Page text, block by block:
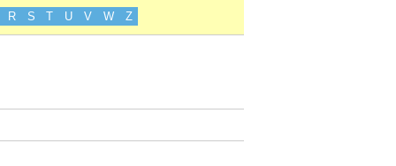
R S T U V W Z